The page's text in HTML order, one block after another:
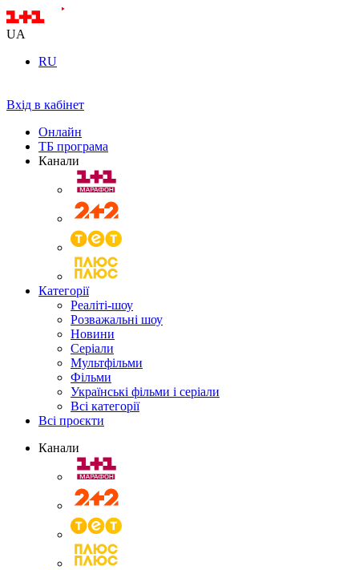
UA
RU
Вхід в кабінет
Онлайн
ТБ програма
Канали
Категорії
Реаліті-шоу
Розважальні шоу
Новини
Серіали
Мультфільми
Фільми
Українські фільми і серіали
Всі категорії
Всі проєкти
Канали